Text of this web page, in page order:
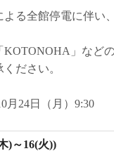
る全館停電に伴い
」など
ださい。
月24日（月）9:30
)～16(火))